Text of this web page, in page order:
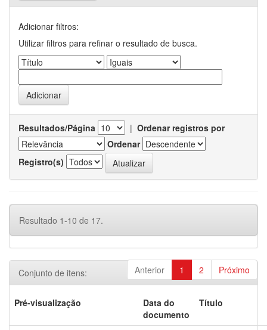
Adicionar filtros:
Utilizar filtros para refinar o resultado de busca.
Resultados/Página | Ordenar registros por
Ordenar
Registro(s)
Resultado 1-10 de 17.
Anterior 1 2 Próximo
Conjunto de itens:
Pré-visualização
Data do
documento
Título